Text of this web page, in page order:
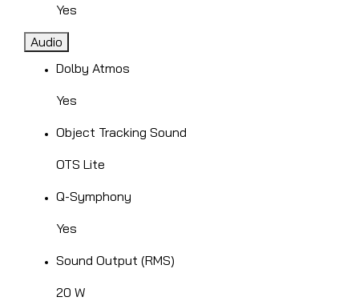
Yes
Audio
Dolby Atmos
Yes
Object Tracking Sound
OTS Lite
Q-Symphony
Yes
Sound Output (RMS)
20 W